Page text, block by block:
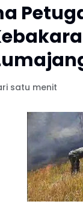
satu menit